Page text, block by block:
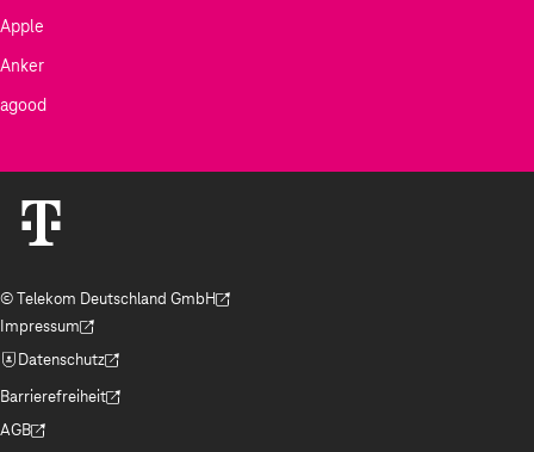
Apple
Anker
agood
© Telekom Deutschland GmbH
(Der Link wird in einem neuen Tab geöffnet)
Impressum
(Der Link wird in einem neuen Tab geöffnet)
Datenschutz
(Der Link wird in einem neuen Tab geöffnet)
Barrierefreiheit
(Der Link wird in einem neuen Tab geöffnet)
AGB
(Der Link wird in einem neuen Tab geöffnet)